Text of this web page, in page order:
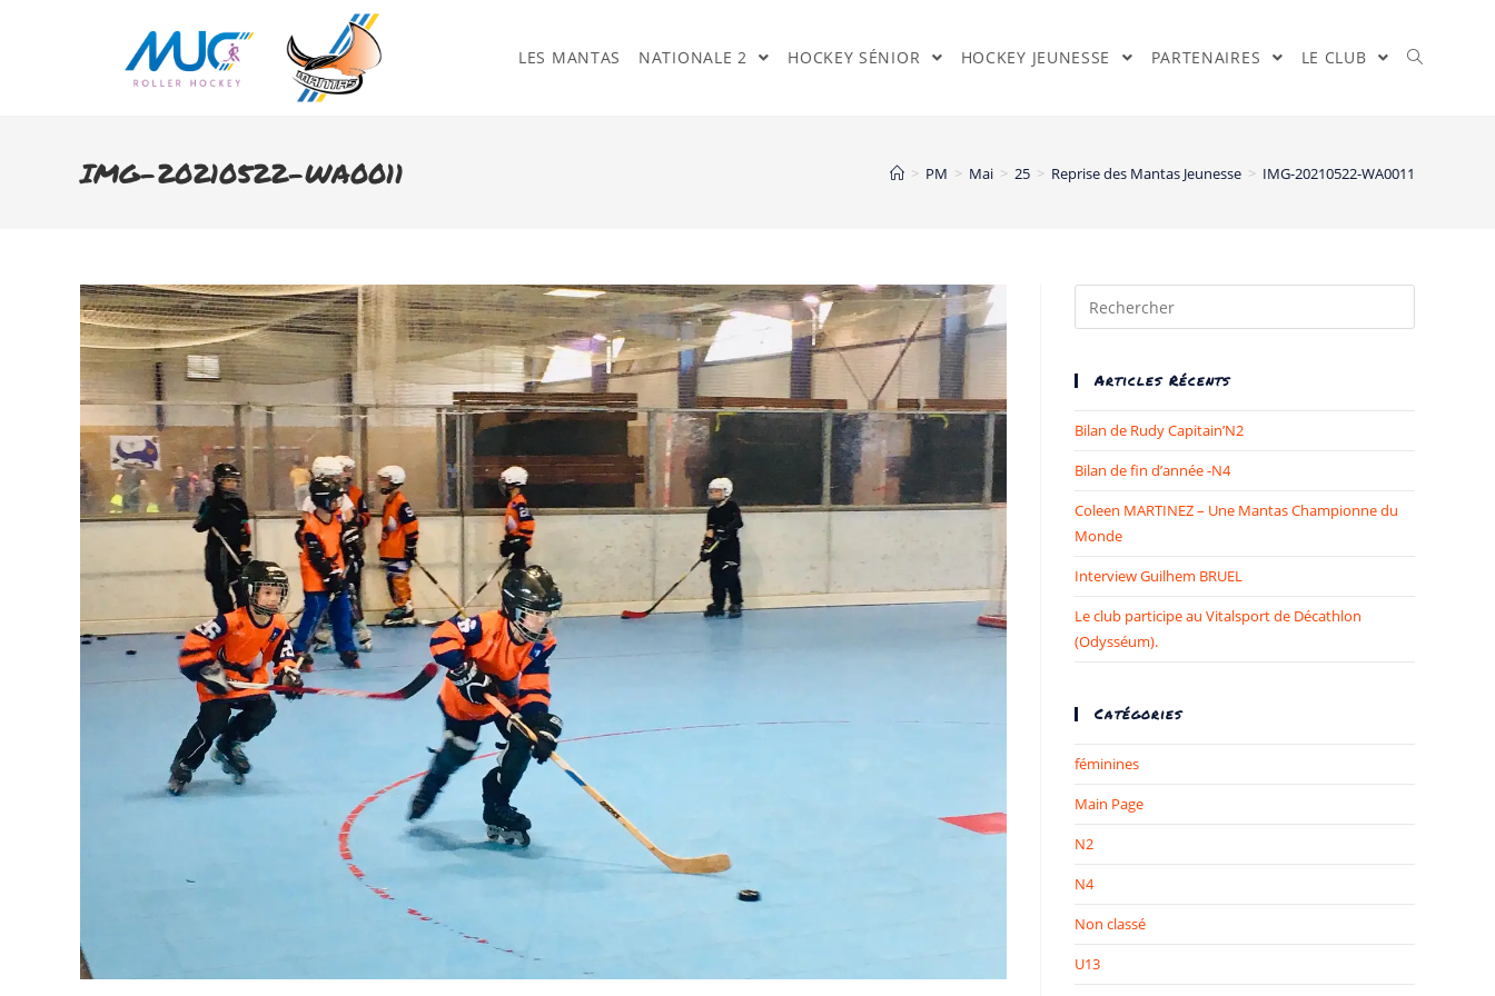
LES MANTAS NATIONALE 2 HOCKEY SÉNIOR HOCKEY JEUNESSE PARTENAIRES LE CLUB
IMG-20210522-WA0011 > PM > Mai > 25 > Reprise des Mantas Jeunesse > IMG-20210522-WA0011
Articles Récents
Bilan de Rudy Capitain’N2
Bilan de fin d’année -N4
Coleen MARTINEZ – Une Mantas Championne du
Monde​
Interview Guilhem BRUEL
Le club participe au Vitalsport de Décathlon
(Odysséum).
Catégories
féminines
Main Page
N2
N4
Non classé
U13